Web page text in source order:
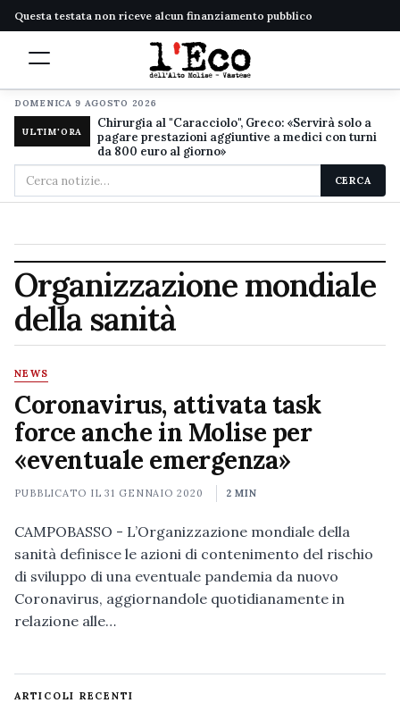
Questa testata non riceve alcun finanziamento pubblico
DOMENICA 9 AGOSTO 2026
ULTIM'ORA
Chirurgia al "Caracciolo", Greco: «Servirà solo a
pagare prestazioni aggiuntive a medici con turni
da 800 euro al giorno»
Cerca
nel
CERCA
Organizzazione mondiale
della sanità
NEWS
Coronavirus, attivata task
force anche in Molise per
«eventuale emergenza»
PUBBLICATO IL31 GENNAIO 2020 2 MIN
CAMPOBASSO - L’Organizzazione mondiale della
sanità definisce le azioni di contenimento del rischio
di sviluppo di una eventuale pandemia da nuovo
Coronavirus, aggiornandole quotidianamente in
relazione alle…
ARTICOLI RECENTI